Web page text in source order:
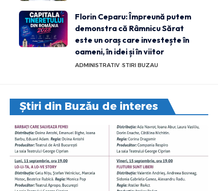
Florin Ceparu: Împreună putem
demonstra că Râmnicu Sărat
este un oraș care investește în
oameni, în idei și în viitor
ADMINISTRATIV STIRI BUZAU
Știri din Buzău de interes